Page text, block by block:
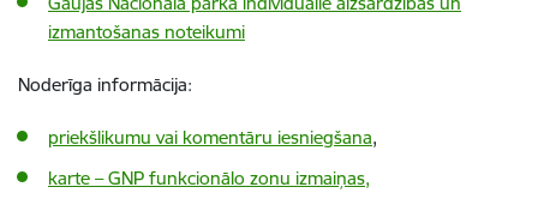
izmantošanas noteikumi
Noderīga informācija:
priekšlikumu vai komentāru iesniegšana,
karte – GNP funkcionālo zonu izmaiņas,